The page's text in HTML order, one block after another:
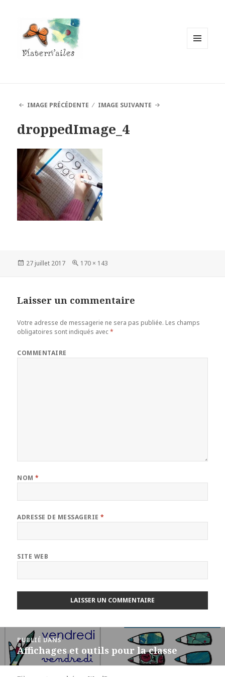
IMAGE PRÉCÉDENTE IMAGE SUIVANTE
droppedImage_4
Publié
27 juillet 2017
Taille
170 × 143
Laisser un commentaire
Votre adresse de messagerie ne sera pas publiée. Les champs
obligatoires sont indiqués avec*
COMMENTAIRE
NOM*
ADRESSE DE MESSAGERIE*
SITE WEB
Navigation
de
l’article
PUBLIÉ DANS
Affichages et outils pour la classe